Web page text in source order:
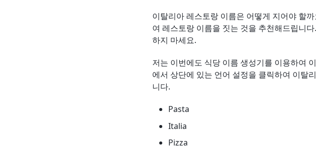
이탈리아 레스토랑 이름은 어떻게 지어야 할
여 레스토랑 이름을 짓는 것을 추천해드립니
하지 마세요.
저는 이번에도 식당 이름 생성기를 이용하여
에서 상단에 있는 언어 설정을 클릭하여 이탈
니다.
Pasta
Italia
Pizza